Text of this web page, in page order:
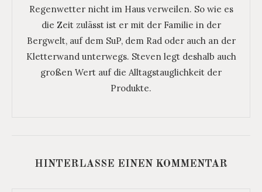
Regenwetter nicht im Haus verweilen. So wie es
die Zeit zulässt ist er mit der Familie in der
Bergwelt, auf dem SuP, dem Rad oder auch an der
Kletterwand unterwegs. Steven legt deshalb auch
großen Wert auf die Alltagstauglichkeit der
Produkte.
HINTERLASSE EINEN KOMMENTAR